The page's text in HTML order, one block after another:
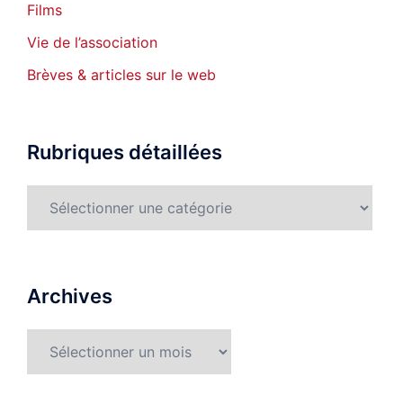
Films
Vie de l’association
Brèves & articles sur le web
Rubriques détaillées
Archives